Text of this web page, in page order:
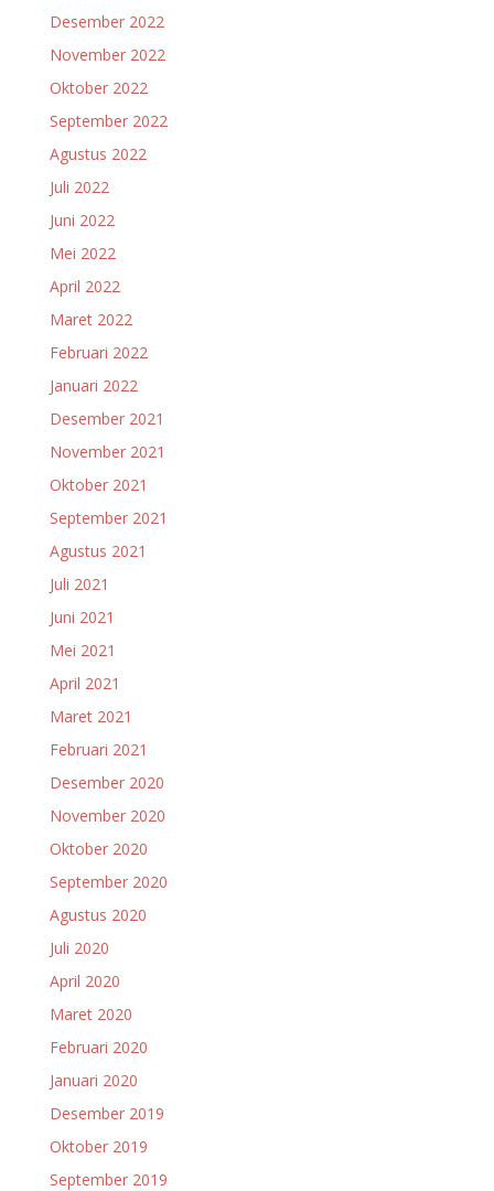
Desember 2022
November 2022
Oktober 2022
September 2022
Agustus 2022
Juli 2022
Juni 2022
Mei 2022
April 2022
Maret 2022
Februari 2022
Januari 2022
Desember 2021
November 2021
Oktober 2021
September 2021
Agustus 2021
Juli 2021
Juni 2021
Mei 2021
April 2021
Maret 2021
Februari 2021
Desember 2020
November 2020
Oktober 2020
September 2020
Agustus 2020
Juli 2020
April 2020
Maret 2020
Februari 2020
Januari 2020
Desember 2019
Oktober 2019
September 2019